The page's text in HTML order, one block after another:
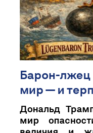
Барон-лжец
мир — и
Дональд
мир